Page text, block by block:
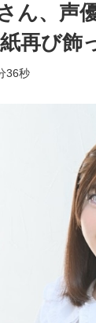
さん、
再び飾
36秒